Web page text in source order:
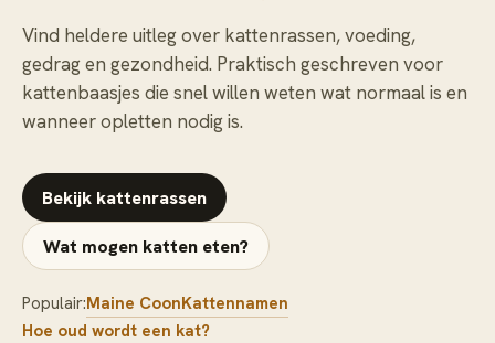
Vind heldere uitleg over kattenrassen, voeding,
gedrag en gezondheid. Praktisch geschreven voor
kattenbaasjes die snel willen weten wat normaal is en
wanneer opletten nodig is.
Bekijk kattenrassen
Wat mogen katten eten?
Populair:Maine CoonKattennamen
Hoe oud wordt een kat?